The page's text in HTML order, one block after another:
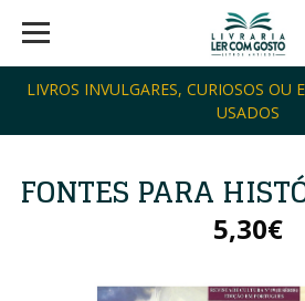
LIVROS INVULGARES, CURIOSOS OU
USADOS
FONTES PARA
5,30€